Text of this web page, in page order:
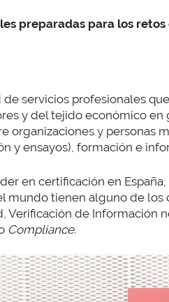
preparadas para los retos
de servicios profesionales
y del tejido económico
organizaciones y personas
y ensayos), formación e
en certificación en
mundo tienen alguno de los
Verificación de Información
Compliance.